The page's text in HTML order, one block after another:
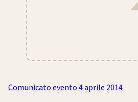
Comunicato evento4 aprile 2014